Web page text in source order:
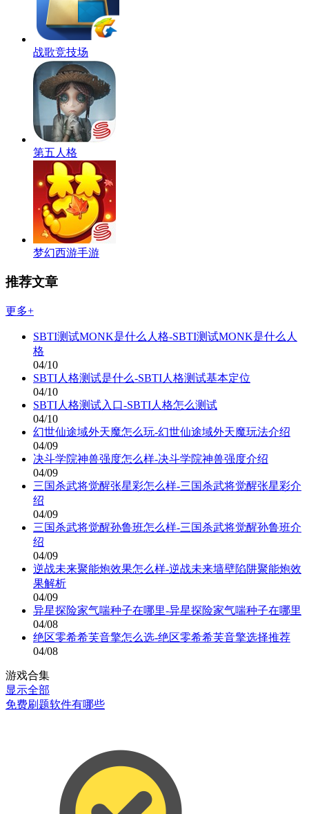
战歌竞技场
第五人格
梦幻西游手游
推荐文章
更多+
SBTI测试MONK是什么人格-SBTI测试MONK是什么人
格
04/10
SBTI人格测试是什么-SBTI人格测试基本定位
04/10
SBTI人格测试入口-SBTI人格怎么测试
04/10
幻世仙途域外天魔怎么玩-幻世仙途域外天魔玩法介绍
04/09
决斗学院神兽强度怎么样-决斗学院神兽强度介绍
04/09
三国杀武将觉醒张星彩怎么样-三国杀武将觉醒张星彩介
绍
04/09
三国杀武将觉醒孙鲁班怎么样-三国杀武将觉醒孙鲁班介
绍
04/09
逆战未来聚能炮效果怎么样-逆战未来墙壁陷阱聚能炮效
果解析
04/09
异星探险家气喘种子在哪里-异星探险家气喘种子在哪里
04/08
绝区零希希芙音擎怎么选-绝区零希希芙音擎选择推荐
04/08
游戏合集
显示全部
免费刷题软件有哪些